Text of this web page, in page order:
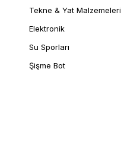
Tekne & Yat Malzemeleri
Elektronik
Su Sporları
Şişme Bot